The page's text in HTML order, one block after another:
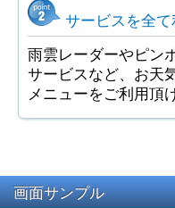
サービスを全て
雨雲レーダーやピン
サービスなど、お天
メニューをご利用頂
画面サンプル